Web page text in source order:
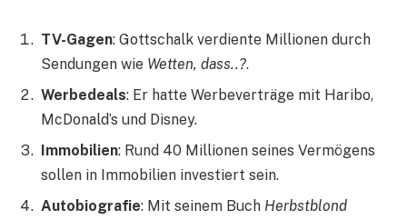
TV-Gagen: Gottschalk verdiente Millionen durch
Sendungen wie Wetten, dass..?.
Werbedeals: Er hatte Werbeverträge mit Haribo,
McDonald’s und Disney.
Immobilien: Rund 40 Millionen seines Vermögens
sollen in Immobilien investiert sein.
Autobiografie: Mit seinem Buch Herbstblond